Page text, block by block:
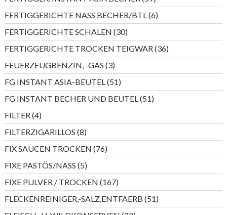
Produkte
FERTIGGERICHTE NASS BECHER/BTL 66
Produkte
FERTIGGERICHTE SCHALEN 3030
Produkte
FERTIGGERICHTE TROCKEN TEIGWAR 3636
Produkte
FEUERZEUGBENZIN, -GAS 33
Produkte
FG INSTANT ASIA-BEUTEL 5151
Produkte
FG INSTANT BECHER UND BEUTEL 5151
Produkte
FILTER 44
Produkte
FILTERZIGARILLOS 88
Produkte
FIX SAUCEN TROCKEN 7676
Produkte
FIXE PASTÖS/NASS 55
Produkte
FIXE PULVER / TROCKEN 167167
Produkte
FLECKENREINIGER,-SALZ,ENTFAERB 5151
Produkte